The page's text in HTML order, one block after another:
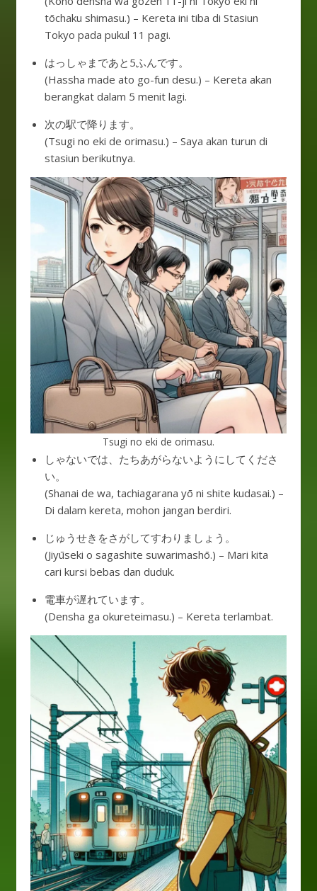
tōchaku shimasu.) – Kereta ini tiba di Stasiun
Tokyo pada pukul 11 pagi.
はっしゃまであと5ふんです。
(Hassha made ato go-fun desu.) – Kereta akan
berangkat dalam 5 menit lagi.
次の駅で降ります。
(Tsugi no eki de orimasu.) – Saya akan turun di
stasiun berikutnya.
Tsugi no eki de orimasu.
しゃないでは、たちあがらないようにしてくださ
い。
(Shanai de wa, tachiagarana yō ni shite kudasai.) –
Di dalam kereta, mohon jangan berdiri.
じゅうせきをさがしてすわりましょう。
(Jiyūseki o sagashite suwarimashō.) – Mari kita
cari kursi bebas dan duduk.
電車が遅れています。
(Densha ga okureteimasu.) – Kereta terlambat.